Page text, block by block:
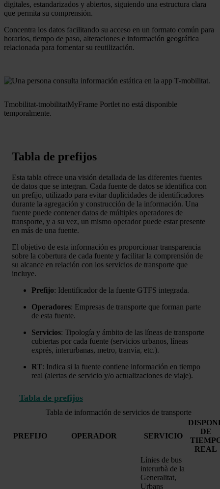
digitales, estandarizados y abiertos, siguiendo una estructura clara
que permita su comprensión.
Concentra los datos facilitando su acceso en un formato común para
horarios, tiempo de paso, alteraciones e información geográfica
relacionada para fomentar su reutilización.
Tmobilitat-tmobilitatMyFrame Portlet no está disponible
temporalmente.
Tabla de prefijos
Esta tabla ofrece una visión detallada de las diferentes fuentes
de datos que se integran. Cada fuente de datos se identifica con
un prefijo, utilizado para evitar duplicidades de identificadores
durante la agregación y construcción de la información. Una
fuente puede contener datos de múltiples operadores de
transporte, y a su vez, un mismo operador puede estar presente
en más de una fuente.
El objetivo de esta información es proporcionar transparencia
sobre la cobertura de cada fuente y facilitar la comprensión de
su alcance en relación con los servicios de transporte que
incluye.
Prefijo: Identificador de la fuente GTFS integrada.
Operadores: Empresas de transporte que forman parte
de esta fuente.
Servicios: Tipología y ámbito de las líneas de transporte
cubiertas por cada fuente (servicios urbanos, líneas
exprés, interurbanas, metro, tranvía, etc.).
RT: Indica si la fuente contiene información en tiempo
real (alertas de servicio y/o actualizaciones de viaje).
Tabla de prefijos
Tabla de información de servicios de transporte
PREFIJO OPERADOR SERVICIO
DE
REAL
Línies de bus
interurbà de la
Generalitat,
Urbans